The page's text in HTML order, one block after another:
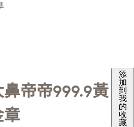
帝帝999.9黃
章
添
加
到
我
的
收
藏